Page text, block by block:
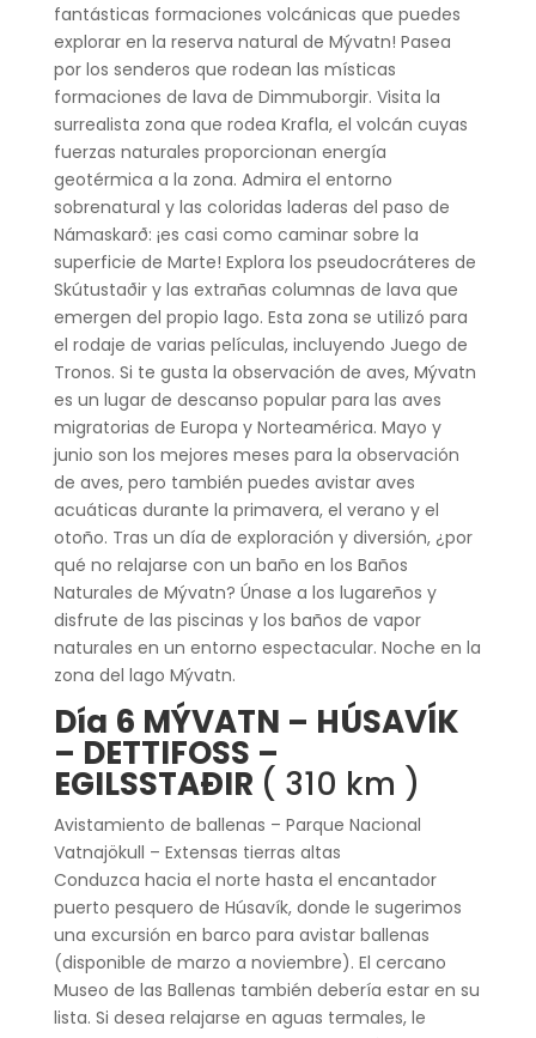
fantásticas formaciones volcánicas que puedes
explorar en la reserva natural de Mývatn! Pasea
por los senderos que rodean las místicas
formaciones de lava de Dimmuborgir. Visita la
surrealista zona que rodea Krafla, el volcán cuyas
fuerzas naturales proporcionan energía
geotérmica a la zona. Admira el entorno
sobrenatural y las coloridas laderas del paso de
Námaskarð: ¡es casi como caminar sobre la
superficie de Marte! Explora los pseudocráteres de
Skútustaðir y las extrañas columnas de lava que
emergen del propio lago. Esta zona se utilizó para
el rodaje de varias películas, incluyendo Juego de
Tronos. Si te gusta la observación de aves, Mývatn
es un lugar de descanso popular para las aves
migratorias de Europa y Norteamérica. Mayo y
junio son los mejores meses para la observación
de aves, pero también puedes avistar aves
acuáticas durante la primavera, el verano y el
otoño. Tras un día de exploración y diversión, ¿por
qué no relajarse con un baño en los Baños
Naturales de Mývatn? Únase a los lugareños y
disfrute de las piscinas y los baños de vapor
naturales en un entorno espectacular. Noche en la
zona del lago Mývatn.
Día 6 MÝVATN – HÚSAVÍK
– DETTIFOSS –
EGILSSTAÐIR ( 310 km )
Avistamiento de ballenas – Parque Nacional
Vatnajökull – Extensas tierras altas
Conduzca hacia el norte hasta el encantador
puerto pesquero de Húsavík, donde le sugerimos
una excursión en barco para avistar ballenas
(disponible de marzo a noviembre). El cercano
Museo de las Ballenas también debería estar en su
lista. Si desea relajarse en aguas termales, le